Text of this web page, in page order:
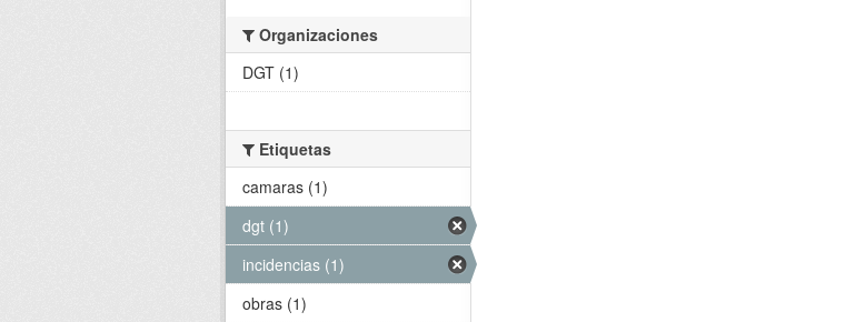
Organizaciones
DGT (1)
Etiquetas
camaras (1)
dgt (1)
incidencias (1)
obras (1)